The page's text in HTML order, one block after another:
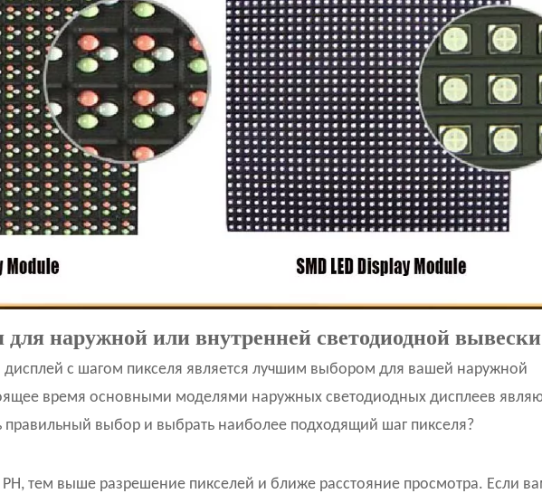
наружной или внутренней светодиодной вывески
с шагом пикселя является лучшим выбором для вашей наружной
время основными моделями наружных светодиодных дисплеев
правильный выбор и выбрать наиболее подходящий шаг пикселя?
тем выше разрешение пикселей и ближе расстояние просмотра. Если